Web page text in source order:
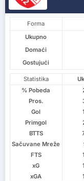
Forma
Ukupno
Domaći
Gostujući
Statistika
% Pobeda
Pros.
Gol
Primgol
BTTS
Sačuvane Mreže
FTS
xG
xGA